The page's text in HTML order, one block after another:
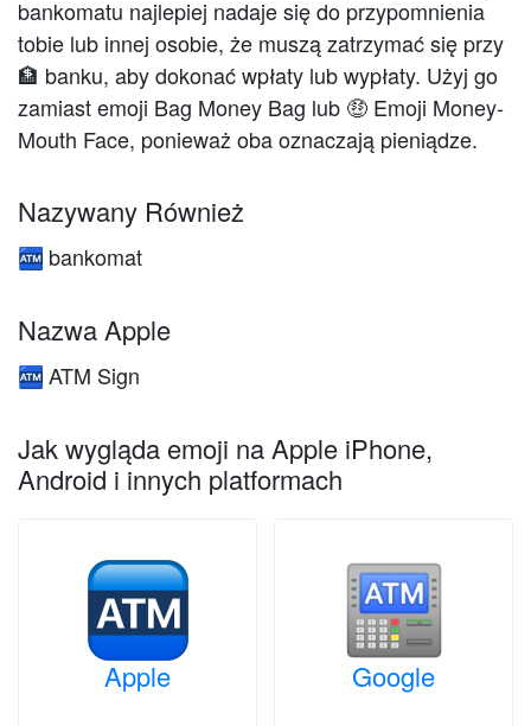
bankomatu najlepiej nadaje się do przypomnienia
tobie lub innej osobie, że muszą zatrzymać się przy
🏦 banku, aby dokonać wpłaty lub wypłaty. Użyj go
zamiast emoji Bag Money Bag lub 🤑 Emoji Money-
Mouth Face, ponieważ oba oznaczają pieniądze.
Nazywany Również
🏧 bankomat
Nazwa Apple
🏧 ATM Sign
Jak wygląda emoji na Apple iPhone,
Android i innych platformach
Apple Google